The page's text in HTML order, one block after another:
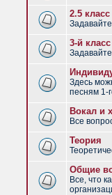
2.5 класс
3-й класс
Здесь
песням 1-
Вокал и
Все
Теория
Общие
Все, что